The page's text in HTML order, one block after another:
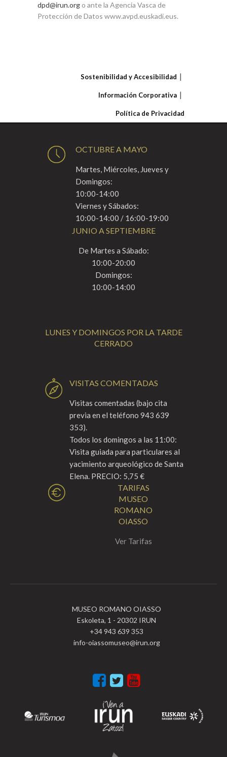
dpd@irun.org o ante la Agencia Vasca de
Protección de Datos www.avpd.euskadi.eus.
Sostenibilidad y Accesibilidad
Información Corporativa
Política de Privacidad
OCTUBRE A MAYO
Martes, Miércoles, Jueves y
Domingos:
10:00-14:00
Viernes y Sábados:
10:00-14:00 / 16:00-19:00
JUNIO A SEPTIEMBRE
De Martes a Sábado:
10:00-20:00
Domingos:
10:00-14:00
LUNES Y DOMINGOS POR LA TARDE
CERRADO
VISITAS COMENTADAS
Visitas comentadas (bajo cita
previa en el teléfono 943 639
353).
Todos los domingos a las 11:00:
Visita guiada para particulares al
yacimiento arqueológico de Santa
Elena. PRECIO: 5,75 €
TARIFAS
MUSEO
ROMANO
OIASSO
Ver Tarifas
MUSEO ROMANO OIASSO
Eskoleta, 1 - 20302 IRUN
+34 943 639 353
info-oiassomuseo@irun.org